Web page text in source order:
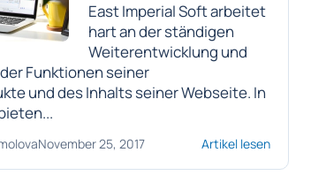
East Imperial Soft arbeitet
hart an der ständigen
Weiterentwicklung und
Funktionen seiner
und des Inhalts seiner Webseite. In
November 25, 2017 Artikel lesen